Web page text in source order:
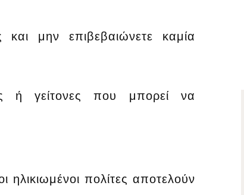
μην επιβεβαιώνετε καμία
ή γείτονες που μπορεί να
πολίτες αποτελούν